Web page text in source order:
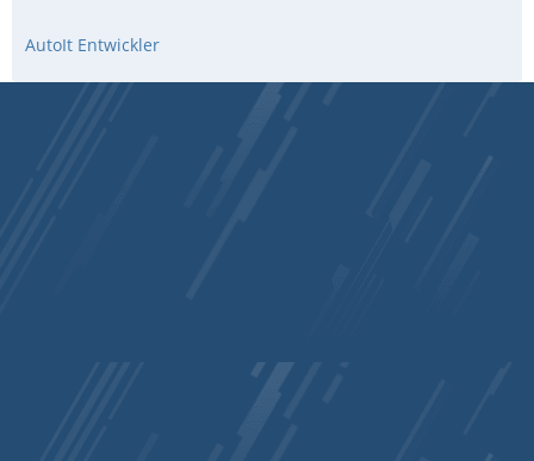
AutoIt Entwickler